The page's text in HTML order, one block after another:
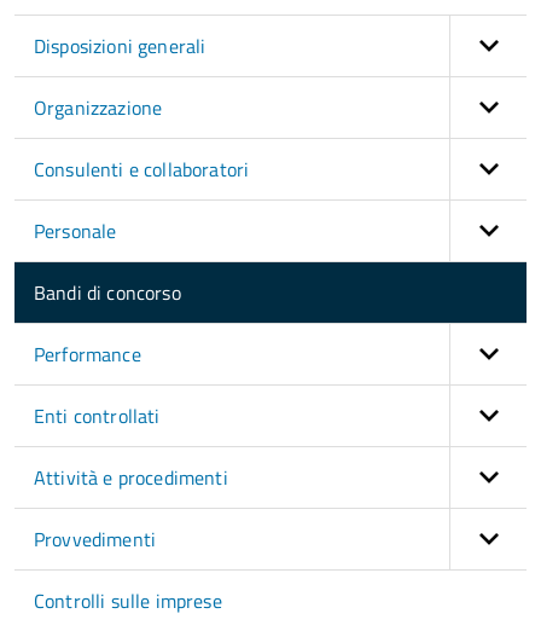
Disposizioni generali
Organizzazione
Consulenti e collaboratori
Personale
Bandi di concorso
Performance
Enti controllati
Attività e procedimenti
Provvedimenti
Controlli sulle imprese